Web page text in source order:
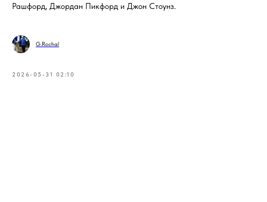
Рашфорд, Джордан Пикфорд и Джон Стоунз.
G.Rochal
2026-05-31 02:10